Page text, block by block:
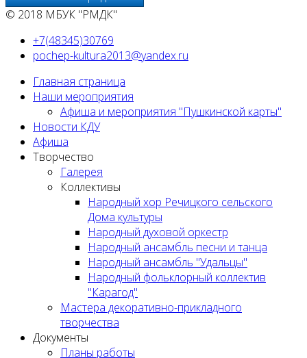
© 2018 МБУК "РМДК"
+7(48345)30769
pochep-kultura2013@yandex.ru
Главная страница
Наши мероприятия
Афиша и мероприятия "Пушкинской карты"
Новости КДУ
Афиша
Творчество
Галерея
Коллективы
Народный хор Речицкого сельского
Дома культуры
Народный духовой оркестр
Народный ансамбль песни и танца
Народный ансамбль "Удальцы"
Народный фольклорный коллектив
"Карагод"
Мастера декоративно-прикладного
творчества
Документы
Планы работы